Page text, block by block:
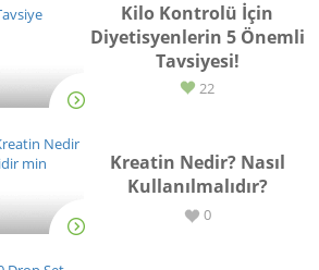
Kilo Kontrolü İçin
Diyetisyenlerin 5 Önemli
Tavsiyesi!
22
Kreatin Nedir? Nasıl
Kullanılmalıdır?
0